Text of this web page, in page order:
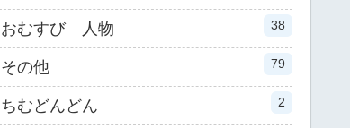
おむすび 人物 38
その他 79
ちむどんどん 2